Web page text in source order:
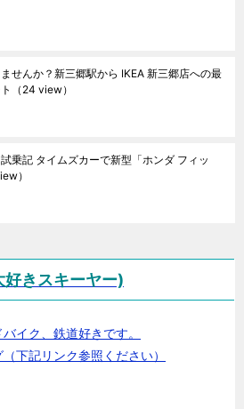
せんか？新三郷駅から IKEA 新三郷店への最
（24 view）
乗記 タイムズカーで新型「ホンダ フィッ
）
きスキーヤー)
イク、鉄道好きです。
下記リンク参照ください）